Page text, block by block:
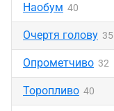
Наобум 40
Очертя голову 35
Опрометчиво 32
Торопливо 40